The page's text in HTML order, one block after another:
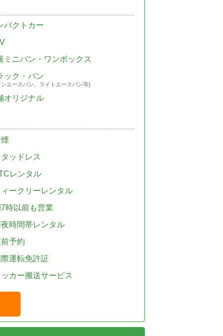
パクトカー
ミニバン・ワンボックス
ック・バン
エースバン、ライトエースバン等)
オリジナル
ッドレス
レンタル
ークリーレンタル
時以前も営業
時間帯レンタル
予約
運転免許証
カー搬送サービス